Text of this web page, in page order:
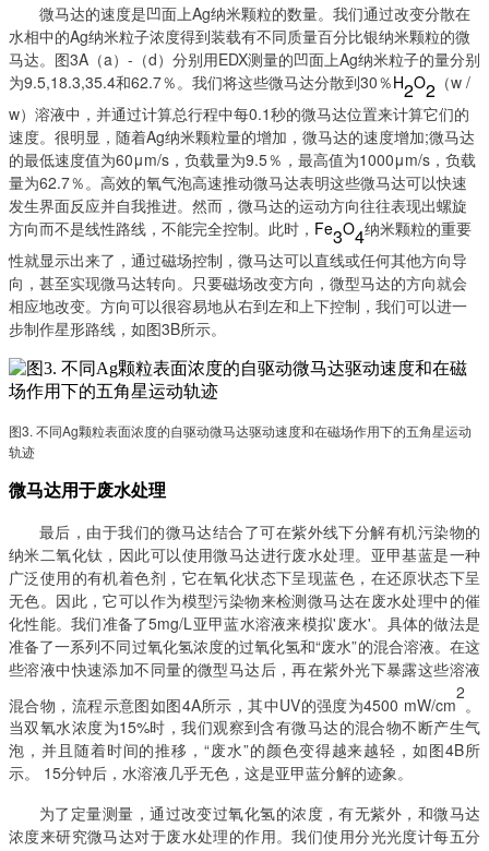
微马达的速度是凹面上Ag纳米颗粒的数量。我们通过改变分散在
水相中的Ag纳米粒子浓度得到装载有不同质量百分比银纳米颗粒的微
马达。图3A（a）-（d）分别用EDX测量的凹面上Ag纳米粒子的量分别
为9.5,18.3,35.4和62.7％。我们将这些微马达分散到30％H2O2 （w /
w）溶液中，并通过计算总行程中每0.1秒的微马达位置来计算它们的
速度。很明显，随着Ag纳米颗粒量的增加，微马达的速度增加;微马达
的最低速度值为60μm/s，负载量为9.5％，最高值为1000μm/s，负载
量为62.7％。高效的氧气泡高速推动微马达表明这些微马达可以快速
发生界面反应并自我推进。然而，微马达的运动方向往往表现出螺旋
方向而不是线性路线，不能完全控制。此时， Fe3O4纳米颗粒的重要
性就显示出来了，通过磁场控制，微马达可以直线或任何其他方向导
向，甚至实现微马达转向。只要磁场改变方向，微型马达的方向就会
相应地改变。方向可以很容易地从右到左和上下控制，我们可以进一
步制作星形路线，如图3B所示。
图3. 不同Ag颗粒表面浓度的自驱动微马达驱动速度和在磁场作用下的五角星运动
轨迹
微马达用于废水处理
最后，由于我们的微马达结合了可在紫外线下分解有机污染物的
纳米二氧化钛，因此可以使用微马达进行废水处理。亚甲基蓝是一种
广泛使用的有机着色剂，它在氧化状态下呈现蓝色，在还原状态下呈
无色。因此，它可以作为模型污染物来检测微马达在废水处理中的催
化性能。我们准备了5mg/L亚甲蓝水溶液来模拟'废水'。具体的做法是
准备了一系列不同过氧化氢浓度的过氧化氢和“废水”的混合溶液。在这
些溶液中快速添加不同量的微型马达后，再在紫外光下暴露这些溶液
混合物，流程示意图如图4A所示，其中UV的强度为4500 mW/cm
2
。
当双氧水浓度为15%时，我们观察到含有微马达的混合物不断产生气
泡，并且随着时间的推移，“废水”的颜色变得越来越轻，如图4B所
示。 15分钟后，水溶液几乎无色，这是亚甲蓝分解的迹象。
为了定量测量，通过改变过氧化氢的浓度，有无紫外，和微马达
浓度来研究微马达对于废水处理的作用。我们使用分光光度计每五分